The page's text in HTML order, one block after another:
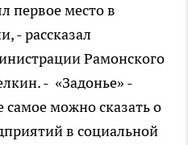
первое место в
- рассказал
Рамонского
- «Задонье» -
можно сказать о
в социальной